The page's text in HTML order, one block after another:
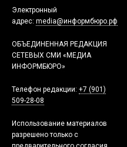
Электронный
адрес: media@информбюро.рф
ОБЪЕДИНЕННАЯ РЕДАКЦИЯ
СЕТЕВЫХ СМИ «МЕДИА
ИНФОРМБЮРО»
Телефон редакции: +7 (901)
509-28-08
Использование материалов
разрешено только с